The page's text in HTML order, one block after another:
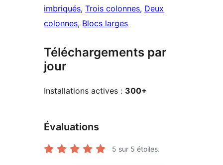
imbriqués, Trois colonnes, Deux
colonnes, Blocs larges
Téléchargements par
jour
Installations actives : 300+
Évaluations
5 sur 5 étoiles.